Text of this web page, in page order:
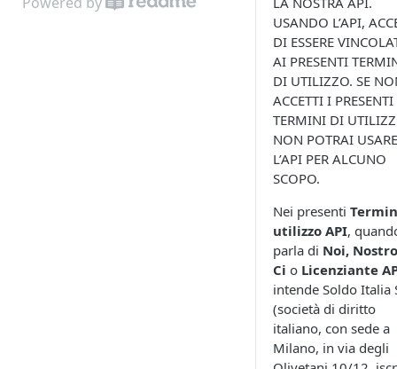
USANDO L’API,
DI ESSERE
AI PRESENTI
DI UTILIZZO. SE
ACCETTI I PRESENTI
TERMINI DI
NON POTRAI USARE
L’API PER ALCUNO
SCOPO.
Nei presenti
utilizzo API,
parla di Noi,
Ci o Licenziante
intende Soldo Italia
(società di diritto
italiano, con sede a
Milano, in via degli